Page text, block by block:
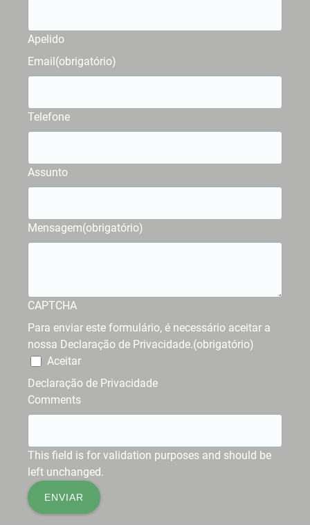
Apelido
Email(obrigatório)
Telefone
Assunto
Mensagem(obrigatório)
CAPTCHA
Para enviar este formulário, é necessário aceitar a
nossa Declaração de Privacidade.(obrigatório)
Aceitar
Declaração de Privacidade
Comments
This field is for validation purposes and should be
left unchanged.